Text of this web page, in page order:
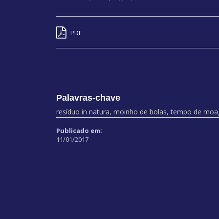
PDF
Palavras-chave
resíduo in natura, moinho de bolas, tempo de
Publicado em:
11/01/2017